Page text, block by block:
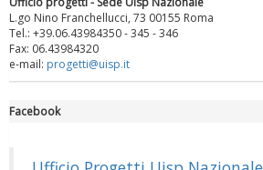
rivoluzioni"
L.go Nino Franchellucci, 73 00155 Roma
Tel.: +39.06.43984350 - 345 - 346
Fax: 06.43984320
e-mail: progetti@uisp.it
Facebook